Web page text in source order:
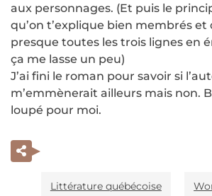
aux personnages. (Et puis le
qu’on t’explique bien membrés et
presque toutes les trois lignes en
ça me lasse un peu)
J’ai fini le roman pour savoir si
m’emmènerait ailleurs mais non.
loupé pour moi.
Littérature québécoise